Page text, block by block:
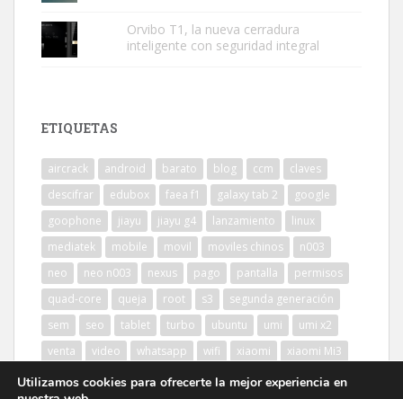
Orvibo T1, la nueva cerradura
inteligente con seguridad integral
ETIQUETAS
aircrack android barato blog ccm
claves
descifrar
edubox faea f1 galaxy tab 2
google
goophone
jiayu jiayu g4 lanzamiento
linux
mediatek
mobile movil moviles chinos
n003
neo
neo n003 nexus pago pantalla
permisos
quad-core
queja root s3
segunda generación
sem
seo tablet turbo ubuntu umi
umi x2
venta
video whatsapp wifi xiaomi xiaomi Mi3
Utilizamos cookies para ofrecerte la mejor experiencia en